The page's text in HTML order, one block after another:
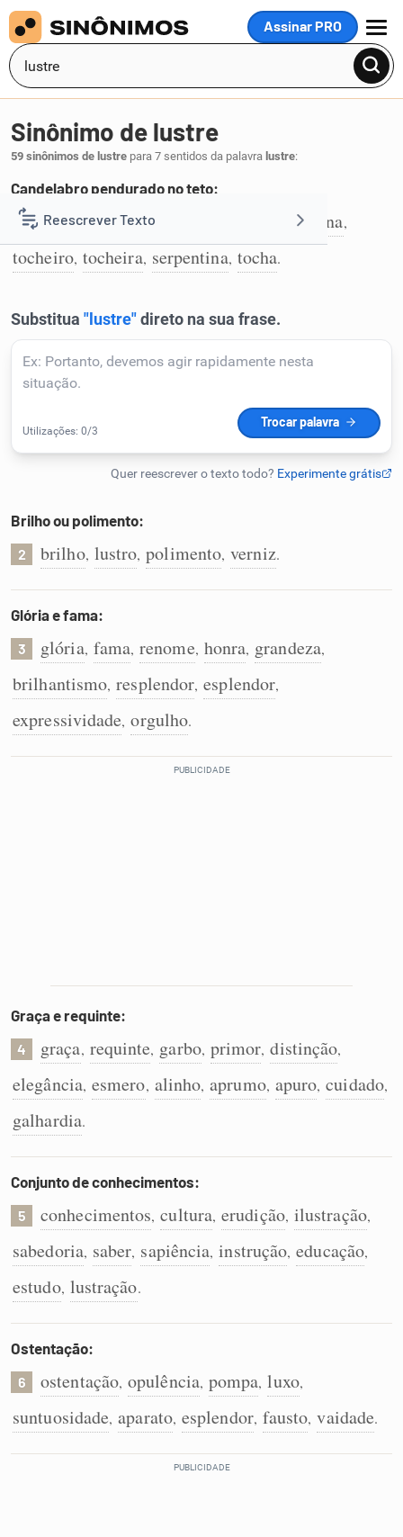
Assinar PRO
MENU
Reescrever Texto
Resumir Texto
Corrigir Texto
Detector de IA
Humanizador de IA
Cata-letras
Conexões
Caça-palavras
Dicionário
Sinônimo de lustre
59 sinônimos de lustre para 7 sentidos da palavra lustre:
Candelabro pendurado no teto:
1 candelabro,lampadário lucerna,
tocheiro, tocheira, serpentina, tocha.
Brilho ou polimento:
2 brilho, lustro, polimento, verniz.
Glória e fama:
3 glória, fama, renome, honra, grandeza,
brilhantismo, resplendor, esplendor,
expressividade, orgulho.
Graça e requinte:
4 graça, requinte, garbo, primor, distinção,
elegância, esmero, alinho, aprumo, apuro, cuidado,
galhardia.
Conjunto de conhecimentos:
5 conhecimentos, cultura, erudição, ilustração,
sabedoria, saber, sapiência, instrução, educação,
estudo, lustração.
Ostentação:
6 ostentação, opulência, pompa, luxo,
suntuosidade, aparato, esplendor, fausto, vaidade.